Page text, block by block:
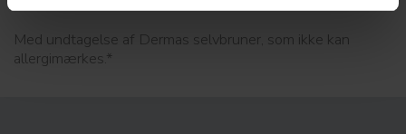
Med undtagelse af Dermas selvbruner, som ikke kan
allergimærkes.*